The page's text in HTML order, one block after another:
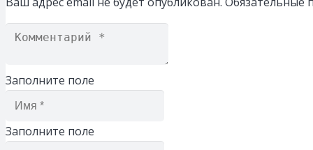
Заполните поле
Заполните поле